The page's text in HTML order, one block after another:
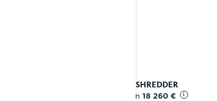
2027 SHREDDER
Alkaen 18 260 € i